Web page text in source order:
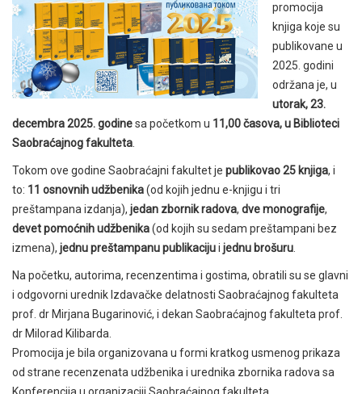
promocija
knjiga koje su
publikovane u
2025. godini
održana je, u
utorak, 23.
decembra 2025. godinesa početkom u 11,00 časova, u Biblioteci
Saobraćajnog fakulteta
Tokom ove godine Saobraćajni fakultet je publikovao 25 knjiga, i
to: 11 osnovnih udžbenika(od kojih jednu e-knjigu i tri
preštampana izdanja), jedan zbornik radova, dve monografije,
devet pomoćnih udžbenika(od kojih su sedam preštampani bez
izmena), jednu preštampanu publikacijui jednu brošuru
Na početku, autorima, recenzentima i gostima, obratili su se glavni
i odgovorni urednik Izdavačke delatnosti Saobraćajnog fakulteta
prof. dr Mirjana Bugarinović, i dekan Saobraćajnog fakulteta prof.
dr Milorad Kilibarda.
Promocija je bila organizovana u formi kratkog usmenog prikaza
od strane recenzenata udžbenika i urednika zbornika radova sa